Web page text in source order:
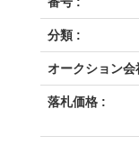
分類 :
オークション会
落札価格 :